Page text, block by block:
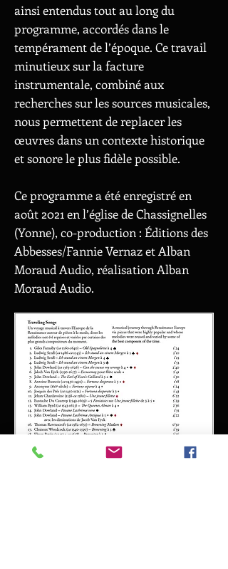
ainsi entendus tout au long du
programme, accordés dans le
tempérament de l’époque. Ce travail
minutieux sur la facture
instrumentale, combiné aux
recherches sur les sources musicales,
nous permettent de replacer les
œuvres dans un contexte historique
et sonore le plus fidèle possible.
Ce programme a été enregistré en
août 2021 en l’église de Chassignelles
(Yonne), co-production : Éditions des
Abbesses/Fannie Vernaz et Alban
Moraud Audio, réalisation Alban
Moraud Audio.